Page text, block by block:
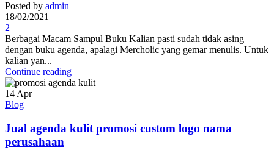
Posted by admin
18/02/2021
2
Berbagai Macam Sampul Buku Kalian pasti sudah tidak asing
dengan buku agenda, apalagi Mercholic yang gemar menulis. Untuk
kalian yan...
Continue reading
14Apr
Blog
Jual agenda kulit promosi custom logo nama
perusahaan